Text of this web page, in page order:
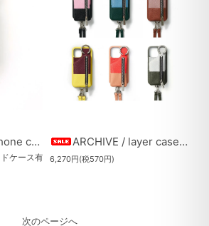
ajew cadenas zipphone case
ケース有)
ARCHIVE / layer case（40％OFF）
6,270円(税570円)
次のページへ